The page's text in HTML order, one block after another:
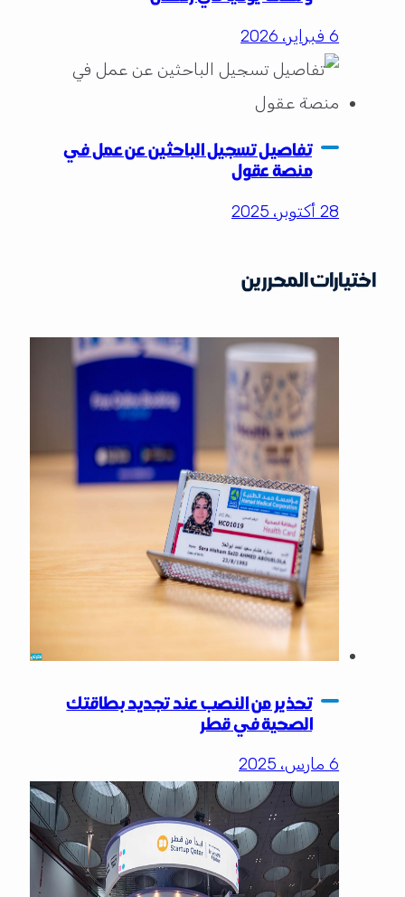
6 فبراير، 2026
تفاصيل تسجيل الباحثين عن عمل في
منصة عقول
28 أكتوبر، 2025
اختيارات المحررين
تحذير من النصب عند تجديد بطاقتك
الصحية في قطر
6 مارس، 2025